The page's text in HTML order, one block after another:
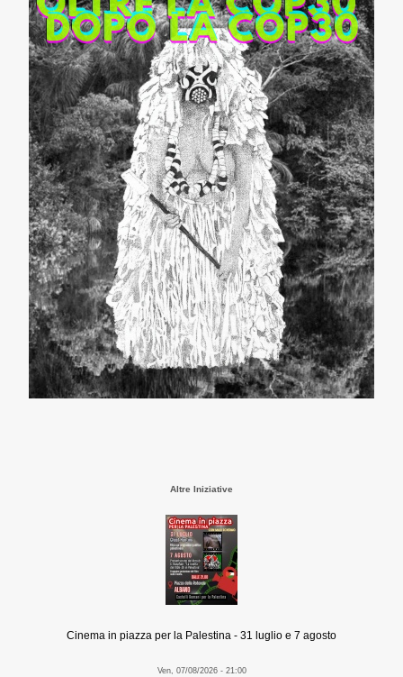
Altre Iniziative
Cinema in piazza per la Palestina - 31 luglio e 7 agosto
Ven, 07/08/2026 - 21:00